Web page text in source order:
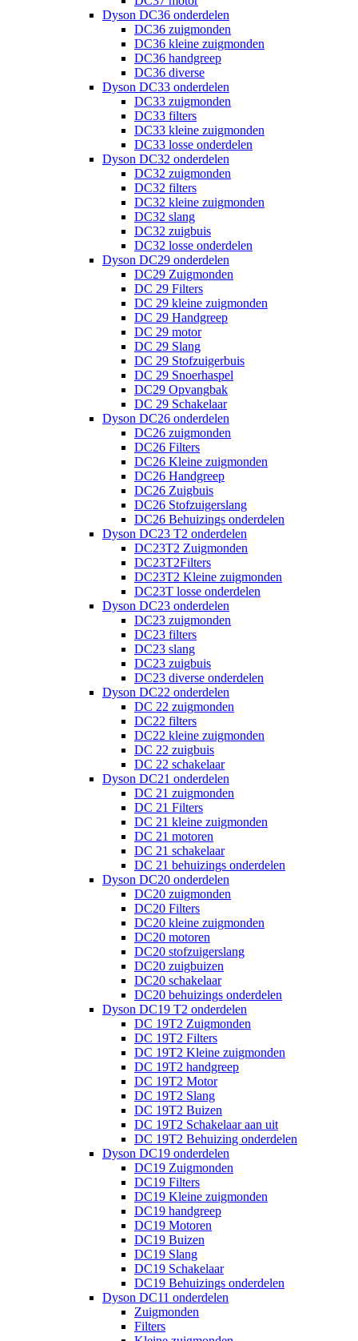
Dyson DC36 onderdelen
DC36 zuigmonden
DC36 kleine zuigmonden
DC36 handgreep
DC36 diverse
Dyson DC33 onderdelen
DC33 zuigmonden
DC33 filters
DC33 kleine zuigmonden
DC33 losse onderdelen
Dyson DC32 onderdelen
DC32 zuigmonden
DC32 filters
DC32 kleine zuigmonden
DC32 slang
DC32 zuigbuis
DC32 losse onderdelen
Dyson DC29 onderdelen
DC29 Zuigmonden
DC 29 Filters
DC 29 kleine zuigmonden
DC 29 Handgreep
DC 29 motor
DC 29 Slang
DC 29 Stofzuigerbuis
DC 29 Snoerhaspel
DC29 Opvangbak
DC 29 Schakelaar
Dyson DC26 onderdelen
DC26 zuigmonden
DC26 Filters
DC26 Kleine zuigmonden
DC26 Handgreep
DC26 Zuigbuis
DC26 Stofzuigerslang
DC26 Behuizings onderdelen
Dyson DC23 T2 onderdelen
DC23T2 Zuigmonden
DC23T2Filters
DC23T2 Kleine zuigmonden
DC23T losse onderdelen
Dyson DC23 onderdelen
DC23 zuigmonden
DC23 filters
DC23 slang
DC23 zuigbuis
DC23 diverse onderdelen
Dyson DC22 onderdelen
DC 22 zuigmonden
DC22 filters
DC22 kleine zuigmonden
DC 22 zuigbuis
DC 22 schakelaar
Dyson DC21 onderdelen
DC 21 zuigmonden
DC 21 Filters
DC 21 kleine zuigmonden
DC 21 motoren
DC 21 schakelaar
DC 21 behuizings onderdelen
Dyson DC20 onderdelen
DC20 zuigmonden
DC20 Filters
DC20 kleine zuigmonden
DC20 motoren
DC20 stofzuigerslang
DC20 zuigbuizen
DC20 schakelaar
DC20 behuizings onderdelen
Dyson DC19 T2 onderdelen
DC 19T2 Zuigmonden
DC 19T2 Filters
DC 19T2 Kleine zuigmonden
DC 19T2 handgreep
DC 19T2 Motor
DC 19T2 Slang
DC 19T2 Buizen
DC 19T2 Schakelaar aan uit
DC 19T2 Behuizing onderdelen
Dyson DC19 onderdelen
DC19 Zuigmonden
DC19 Filters
DC19 Kleine zuigmonden
DC19 handgreep
DC19 Motoren
DC19 Buizen
DC19 Slang
DC19 Schakelaar
DC19 Behuizings onderdelen
Dyson DC11 onderdelen
Zuigmonden
Filters